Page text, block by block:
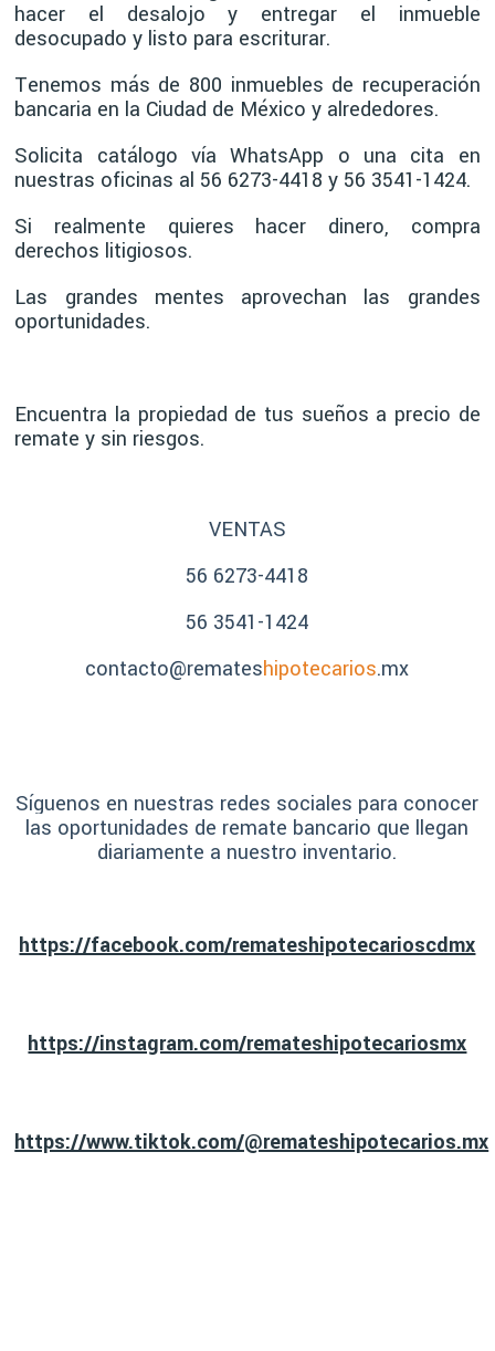
hacer el desalojo y entregar el inmueble
desocupado y listo para escriturar.
Tenemos más de 800 inmuebles de recuperación
bancaria en la Ciudad de México y alrededores.
Solicita catálogo vía WhatsApp o una cita en
nuestras oficinas al 56 6273-4418 y 56 3541-1424.
Si realmente quieres hacer dinero, compra
derechos litigiosos.
Las grandes mentes aprovechan las grandes
oportunidades.
Encuentra la propiedad de tus sueños a precio de
remate y sin riesgos.
VENTAS
56 6273-4418
56 3541-1424
contacto@remateshipotecarios.mx
Síguenos en nuestras redes sociales para conocer
las oportunidades de remate bancario que llegan
diariamente a nuestro inventario.
https://facebook.com/remateshipotecarioscdmx
https://instagram.com/remateshipotecariosmx
https://www.tiktok.com/@remateshipotecarios.mx